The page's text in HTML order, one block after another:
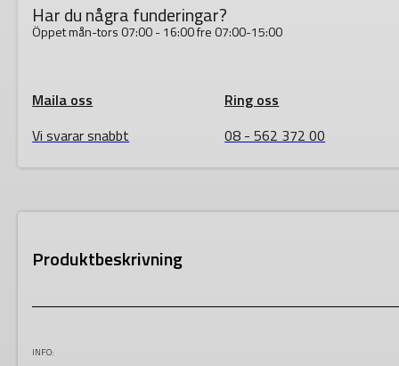
Har du några funderingar?
Öppet mån-tors 07:00 - 16:00 fre 07:00-15:00
Maila oss
Vi svarar snabbt
Ring oss
08 - 562 372 00
Produktbeskrivning
INFO: